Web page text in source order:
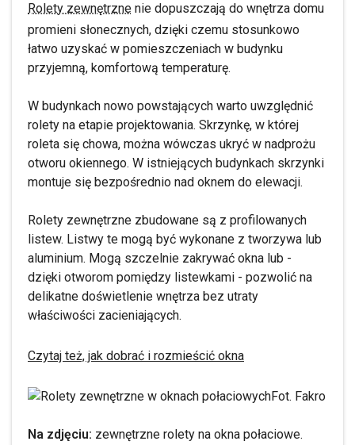
Rolety zewnętrzne nie dopuszczają do wnętrza domu
promieni słonecznych, dzięki czemu stosunkowo
łatwo uzyskać w pomieszczeniach w budynku
przyjemną, komfortową temperaturę.
W budynkach nowo powstających warto uwzględnić
rolety na etapie projektowania. Skrzynkę, w której
roleta się chowa, można wówczas ukryć w nadprożu
otworu okiennego. W istniejących budynkach skrzynki
montuje się bezpośrednio nad oknem do elewacji.
Rolety zewnętrzne zbudowane są z profilowanych
listew. Listwy te mogą być wykonane z tworzywa lub
aluminium. Mogą szczelnie zakrywać okna lub -
dzięki otworom pomiędzy listewkami - pozwolić na
delikatne doświetlenie wnętrza bez utraty
właściwości zacieniających.
Czytaj też, jak dobrać i rozmieścić okna
Fot. Fakro
Na zdjęciu: zewnętrzne rolety na okna połaciowe.